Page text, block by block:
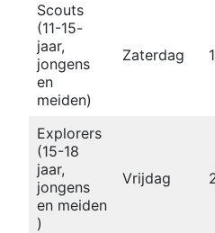
Scouts
(11-15-
jaar,
jongens
en
meiden)
Zaterdag
Explorers
(15-18
jaar,
jongens
en meiden
)
Vrijdag